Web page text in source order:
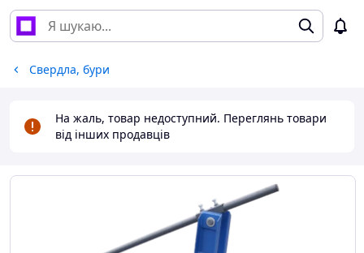
Свердла, бури
На жаль, товар недоступний. Переглянь товари
від інших продавців